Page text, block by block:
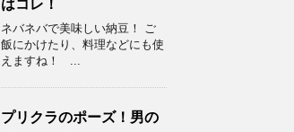
はコレ！
ネバネバで美味しい納豆！ ご
飯にかけたり、料理などにも使
えますね！ ...
プリクラのポーズ！男の